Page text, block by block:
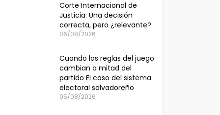
Corte Internacional de
Justicia: Una decisión
correcta, pero ¿relevante?
06/08/2026
Cuando las reglas del juego
cambian a mitad del
partido El caso del sistema
electoral salvadoreño
05/08/2026